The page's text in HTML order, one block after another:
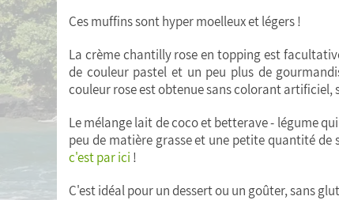
Ces muffins sont hyper moelleux et légers !
La crème chantilly rose en topping est
de couleur pastel et un peu plus de
couleur rose est obtenue sans colorant artificiel,
Le mélange lait de coco et betterave - légume
peu de matière grasse et une petite quantité de
c'est par ici !
C'est idéal pour un dessert ou un goûter, sans